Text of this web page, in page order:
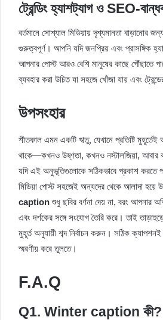
ট্রেন্ডিং হ্যাশট্যাগ ও SEO-বান্ধব
বর্তমানে সোশ্যাল মিডিয়ায় দৃশ্যমানতা বাড়ানোর
গুরুত্বপূর্ণ। আপনি যদি জনপ্রিয় এবং প্রাসঙ্গিক
আপনার পোস্ট আরও বেশি মানুষের কাছে পৌঁছাতে
ব্যবহার করা উচিত যা সহজে খোঁজা যায় এবং
উপসংহার
শীতকাল এমন একটি ঋতু, যেখানে প্রতিটি
থাকে—কখনও উষ্ণতা, কখনও নস্টালজিয়া, আবার
যদি এই অনুভূতিগুলোকে সঠিকভাবে প্রকাশ করতে
মিডিয়া পোস্ট সহজেই অন্যদের থেকে আলাদা হয়ে
caption শুধু ছবির বর্ণনা দেয় না, বরং আপনার
এবং দর্শকের সঙ্গে সংযোগ তৈরি করে। তাই
মুহূর্ত অনুযায়ী শব্দ নির্বাচন করুন। সঠিক ক্যাপশনই
স্মরণীয় করে তুলতে।
F.A.Q
Q1. Winter caption কী?